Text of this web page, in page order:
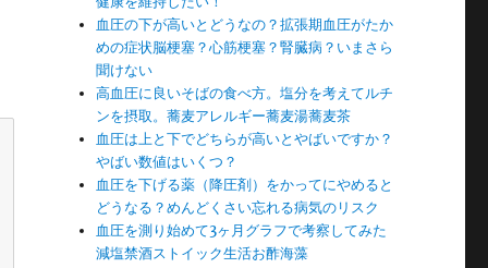
血圧の下が高いとどうなの？拡張期血圧がたか
めの症状脳梗塞？心筋梗塞？腎臓病？いまさら
聞けない
高血圧に良いそばの食べ方。塩分を考えてルチ
ンを摂取。蕎麦アレルギー蕎麦湯蕎麦茶
血圧は上と下でどちらが高いとやばいですか？
やばい数値はいくつ？
血圧を下げる薬（降圧剤）をかってにやめると
どうなる？めんどくさい忘れる病気のリスク
血圧を測り始めて3ヶ月グラフで考察してみた
減塩禁酒ストイック生活お酢海藻